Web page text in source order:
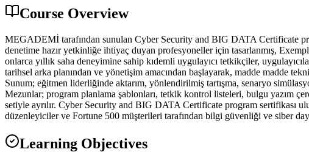
Course Overview
MEGADEMİ tarafından sunulan Cyber Security and BIG DATA Certificate
denetime hazır yetkinliğe ihtiyaç duyan profesyoneller için tasarlanmış,
onlarca yıllık saha deneyimine sahip kıdemli uygulayıcı tetkikçiler,
tarihsel arka planından ve yönetişim amacından başlayarak, madde madde
Sunum; eğitmen liderliğinde aktarım, yönlendirilmiş tartışma, senaryo
Mezunlar; program planlama şablonları, tetkik kontrol listeleri, bulgu yazım
setiyle ayrılır. Cyber Security and BIG DATA Certificate program sertifikası
düzenleyiciler ve Fortune 500 müşterileri tarafından bilgi güvenliği ve siber
Learning Objectives